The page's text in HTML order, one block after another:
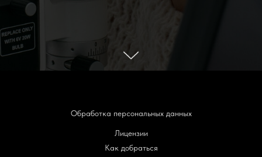
Обработка персональных данных
Лицензии
Как добраться